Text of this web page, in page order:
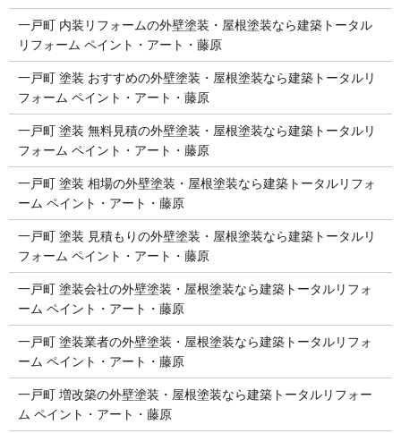
一戸町 内装リフォームの外壁塗装・屋根塗装なら建築トータル
リフォーム ペイント・アート・藤原
一戸町 塗装 おすすめの外壁塗装・屋根塗装なら建築トータルリ
フォーム ペイント・アート・藤原
一戸町 塗装 無料見積の外壁塗装・屋根塗装なら建築トータルリ
フォーム ペイント・アート・藤原
一戸町 塗装 相場の外壁塗装・屋根塗装なら建築トータルリフォ
ーム ペイント・アート・藤原
一戸町 塗装 見積もりの外壁塗装・屋根塗装なら建築トータルリ
フォーム ペイント・アート・藤原
一戸町 塗装会社の外壁塗装・屋根塗装なら建築トータルリフォ
ーム ペイント・アート・藤原
一戸町 塗装業者の外壁塗装・屋根塗装なら建築トータルリフォ
ーム ペイント・アート・藤原
一戸町 増改築の外壁塗装・屋根塗装なら建築トータルリフォー
ム ペイント・アート・藤原